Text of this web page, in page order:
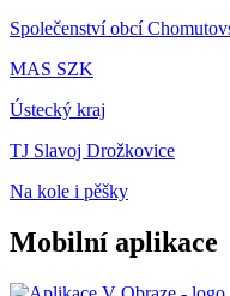
Společenství obcí
MAS SZK
Ústecký kraj
TJ Slavoj Drožkovice
Na kole i pěšky
Mobilní aplikace